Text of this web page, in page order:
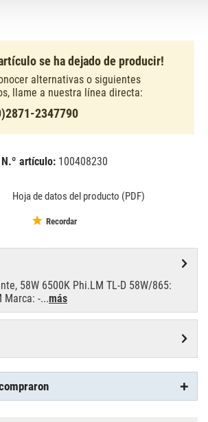
se ha dejado de producir!
alternativas o siguientes
llame a nuestra línea directa:
2347790
N.º artículo: 100408230
Hoja de datos del producto (PDF)
Recordar
58W 6500K Phi.LM TL-D 58W/865:
Marca: -...más